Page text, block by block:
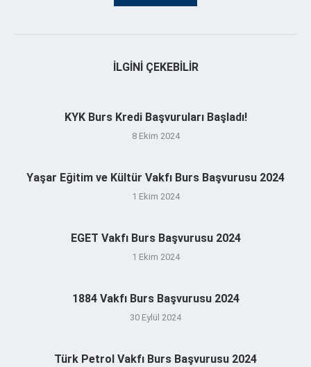
İLGINI ÇEKEBILIR
KYK Burs Kredi Başvuruları Başladı!
8 Ekim 2024
Yaşar Eğitim ve Kültür Vakfı Burs Başvurusu 2024
1 Ekim 2024
EGET Vakfı Burs Başvurusu 2024
1 Ekim 2024
1884 Vakfı Burs Başvurusu 2024
30 Eylül 2024
Türk Petrol Vakfı Burs Başvurusu 2024